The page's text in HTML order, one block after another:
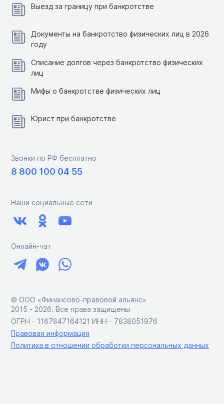
Выезд за границу при банкротстве
Документы на банкротство физических лиц в 2026
году
Списание долгов через банкротство физических
лиц
Мифы о банкротстве физических лиц
Юрист при банкротстве
Звонки по РФ бесплатно
8 800 100 04 55
Наши социальные сети
Онлайн-чат
© ООО «Финансово-правовой альянс»
2015 ‑ 2026. Все права защищены
ОГРН - 1167847164121 ИНН - 7838051976
Правовая информация
Политика в отношении обработки персональных данных